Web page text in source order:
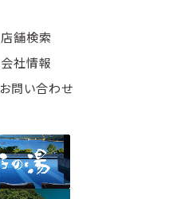
店舗検索
会社情報
お問い合わせ